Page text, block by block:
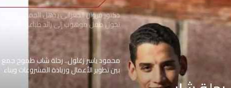
دكتور مروان الجعراني يذهل الجميع.. كيف
تحول طفل موهوب إلى رائد طباعة في
الإسكندرية؟
محمود ياسر زغلول.. رحلة شاب طموح جمع
بين تطوير الأعمال وريادة المشروعات وبناء
العلامات التجارية